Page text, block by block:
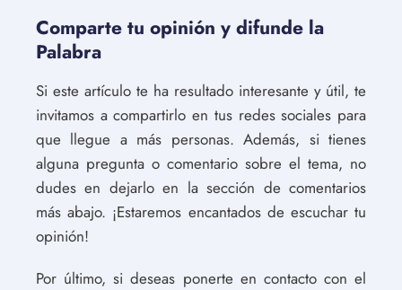
Comparte tu opinión y difunde la
Palabra
Si este artículo te ha resultado interesante y útil, te
invitamos a compartirlo en tus redes sociales para
que llegue a más personas. Además, si tienes
alguna pregunta o comentario sobre el tema, no
dudes en dejarlo en la sección de comentarios
más abajo. ¡Estaremos encantados de escuchar tu
opinión!
Por último, si deseas ponerte en contacto con el